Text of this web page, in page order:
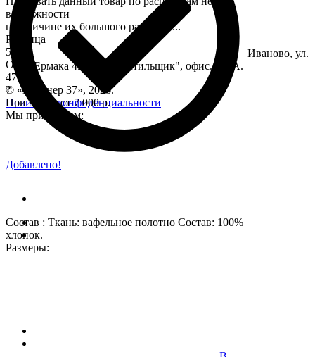
Добавлено!
Состав : Ткань: вафельное полотно Состав: 100%
хлопок.
Размеры:
возможности
по причине их большого разнообр...
Розница
55
Опт
47
?
При заказе от 7 000 р.
Иваново, ул.
Ермака 49, ТК "Текстильщик", офис. 192А.
© «Партнер 37», 2026.
Политики конфиденциальности
Мы принимаем: